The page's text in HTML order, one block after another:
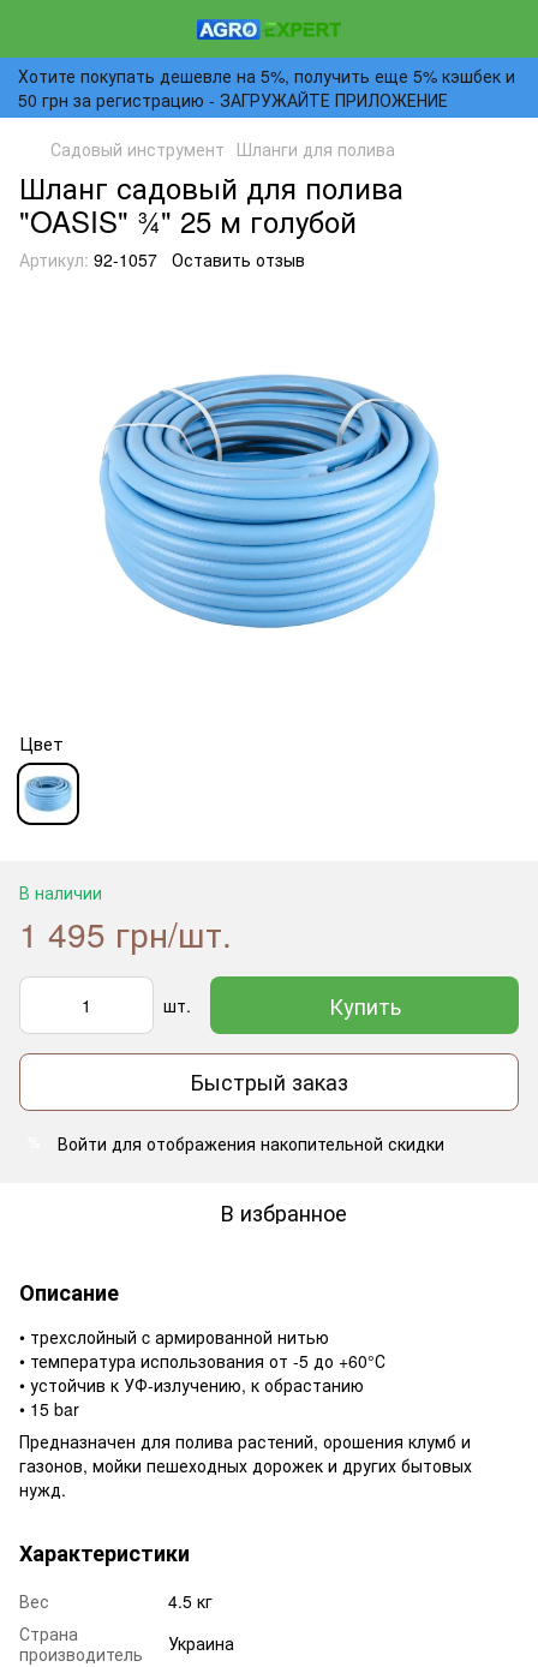
Хотите покупать дешевле на 5%, получить еще 5% кэшбек и
50 грн за регистрацию - ЗАГРУЖАЙТЕ ПРИЛОЖЕНИЕ
Садовый инструмент Шланги для полива
Шланг садовый для полива
"OASIS" ¾" 25 м голубой
Артикул: 92-1057 Оставить отзыв
Цвет
В наличии
1 495 грн/шт.
шт. Купить
Быстрый заказ
Войти для отображения накопительной скидки
В избранное
Описание
• трехслойный c армированной нитью
• температура использования от -5 до +60°С
• устойчив к УФ-излучению, к обрастанию
• 15 bar
Предназначен для полива растений, орошения клумб и
газонов, мойки пешеходных дорожек и других бытовых
нужд.
Характеристики
Вес
4.5 кг
Страна
производитель
Украина